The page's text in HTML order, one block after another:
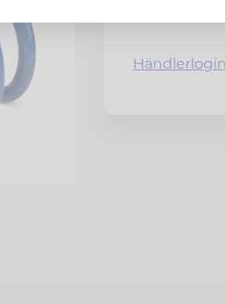
Händlerlogin